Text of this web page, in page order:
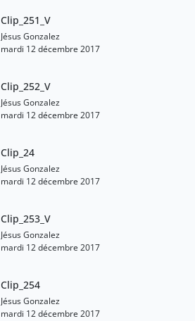
Clip_251_V
Jésus Gonzalez
mardi 12 décembre 2017
Clip_252_V
Jésus Gonzalez
mardi 12 décembre 2017
Clip_24
Jésus Gonzalez
mardi 12 décembre 2017
Clip_253_V
Jésus Gonzalez
mardi 12 décembre 2017
Clip_254
Jésus Gonzalez
mardi 12 décembre 2017